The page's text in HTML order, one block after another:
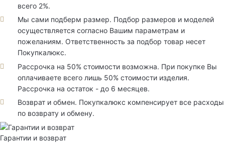
всего 2%.
Мы сами подберм размер. Подбор размеров и моделей
осуществляется согласно Вашим параметрам и
пожеланиям. Ответственность за подбор товар несет
Покупкалюкс.
Рассрочка на 50% стоимости возможна. При покупке Вы
оплачиваете всего лишь 50% стоимости изделия.
Рассрочка на остаток - до 6 месяцев.
Возврат и обмен. Покупкалюкс компенсирует все расходы
по возврату и обмену.
Гарантии и возврат